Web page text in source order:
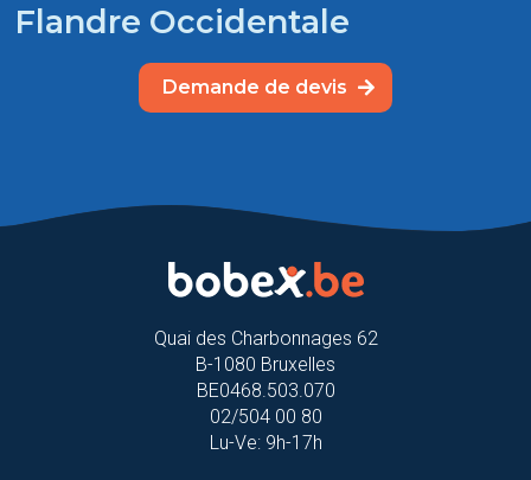
Flandre Occidentale
Demande de devis
Quai des Charbonnages 62
B-1080 Bruxelles
BE0468.503.070
02/504 00 80
Lu-Ve: 9h-17h